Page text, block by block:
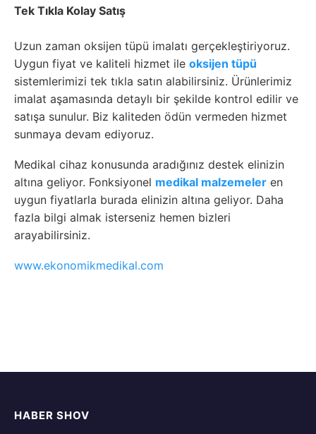
Tek Tıkla Kolay Satış
Uzun zaman oksijen tüpü imalatı gerçekleştiriyoruz.
Uygun fiyat ve kaliteli hizmet ile oksijen tüpü
sistemlerimizi tek tıkla satın alabilirsiniz. Ürünlerimiz
imalat aşamasında detaylı bir şekilde kontrol edilir ve
satışa sunulur. Biz kaliteden ödün vermeden hizmet
sunmaya devam ediyoruz.
Medikal cihaz konusunda aradığınız destek elinizin
altına geliyor. Fonksiyonel medikal malzemeler en
uygun fiyatlarla burada elinizin altına geliyor. Daha
fazla bilgi almak isterseniz hemen bizleri
arayabilirsiniz.
www.ekonomikmedikal.com
HABER SHOV